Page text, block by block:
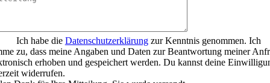
Ich habe die Datenschutzerklärungzur Kenntnis genommen. Ich
zu, dass meine Angaben und Daten zur Beantwortung meiner
erhoben und gespeichert werden. Du kannst deine
widerrufen.